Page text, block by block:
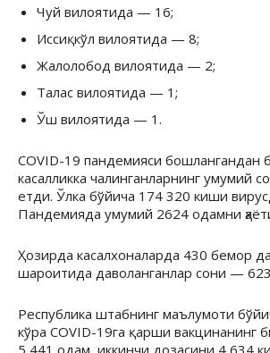
Чуй вилоятида — 16;
Иссиқкўл вилоятида — 8;
Жалолобод вилоятида — 2;
Талас вилоятида — 1;
Ўш вилоятида — 1.
COVID-19 пандемияси бошлангандан
касалликка чалинганларнинг умумий
етди. Ўлка бўйича 174 320 киши
Пандемияда умумий 2624 одамни
Ҳозирда касалхоналарда 430 бемор
шароитида даволанганлар сони —
Республика штабнинг маълумоти
кўра COVID-19га қарши вакцинанинг
5 441 одам, иккинчи дозасини 4 634